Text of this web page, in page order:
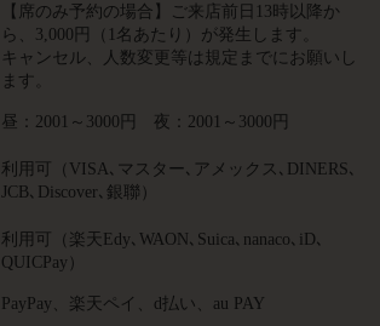
【席のみ予約の場合】ご来店前日13時以降か
ら、3,000円（1名あたり）が発生します。
キャンセル、人数変更等は規定までにお願いし
ます。
昼：2001～3000円 夜：2001～3000円
利用可（VISA､マスター､アメックス､DINERS､
JCB､Discover､銀聯）
利用可（楽天Edy､WAON､Suica､nanaco､iD､
QUICPay）
PayPay、楽天ペイ、d払い、au PAY